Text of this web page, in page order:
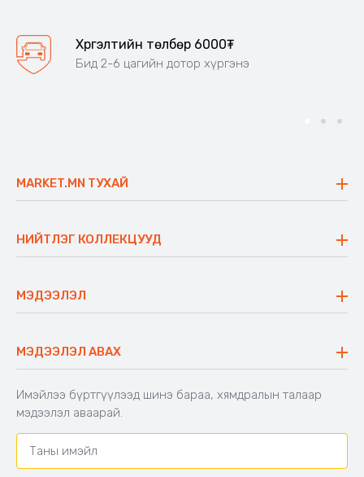
Хүргэлтийн төлбөр 6000₮
Бид 2-6 цагийн дотор хүргэнэ
MARKET.MN ТУХАЙ
Үнэт зүйлс
Ажлын байр
Блог
НИЙТЛЭГ КОЛЛЕКЦУУД
Сүүдрэвч
Аяны ширээ
Аяны түшлэгтэй сандал
МЭДЭЭЛЭЛ
Буцаалтын журам
Захиалга шалгах
Хамтран ажиллах
Холбоо барих
МЭДЭЭЛЭЛ АВАХ
Имэйлээ бүртгүүлээд шинэ бараа, хямдралын талаар
мэдээлэл аваарай.